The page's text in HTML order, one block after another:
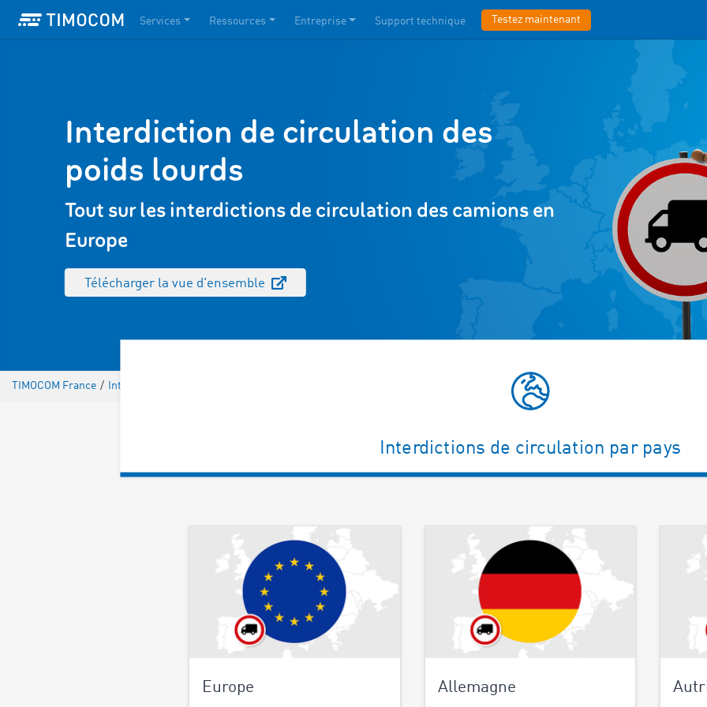
Services Ressources Entreprise Support technique Testez maintenant
Interdiction de circulation des
poids lourds
Tout sur les interdictions de circulation des camions en
Europe
Télécharger la vue d'ensemble
TIMOCOM France / Interdiction de circulation des poids lourds
Interdictions de circulation par pays
Europe Allemagne